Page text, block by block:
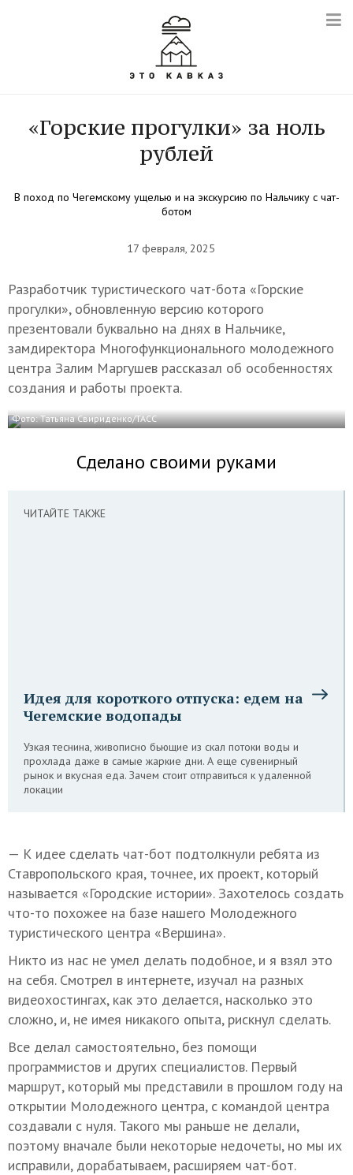
«Горские прогулки» за ноль
рублей
В поход по Чегемскому ущелью и на экскурсию по Нальчику с чат-
ботом
17 февраля, 2025
Разработчик туристического чат-бота «Горские
прогулки», обновленную версию которого
презентовали буквально на днях в Нальчике,
замдиректора Многофункционального молодежного
центра Залим Маргушев рассказал об особенностях
создания и работы проекта.
Фото: Татьяна Свириденко/ТАСС
Сделано своими руками
ЧИТАЙТЕ ТАКЖЕ
Идея для короткого отпуска: едем на
Чегемские водопады
Узкая теснина, живописно бьющие из скал потоки воды и
прохлада даже в самые жаркие дни. А еще сувенирный
рынок и вкусная еда. Зачем стоит отправиться к удаленной
локации
— К идее сделать чат-бот подтолкнули ребята из
Ставропольского края, точнее, их проект, который
называется «Городские истории». Захотелось создать
что-то похожее на базе нашего Молодежного
туристического центра «Вершина».
Никто из нас не умел делать подобное, и я взял это
на себя. Смотрел в интернете, изучал на разных
видеохостингах, как это делается, насколько это
сложно, и, не имея никакого опыта, рискнул сделать.
Все делал самостоятельно, без помощи
программистов и других специалистов. Первый
маршрут, который мы представили в прошлом году на
открытии Молодежного центра, с командой центра
создавали с нуля. Такого мы раньше не делали,
поэтому вначале были некоторые недочеты, но мы их
исправили, дорабатываем, расширяем чат-бот.